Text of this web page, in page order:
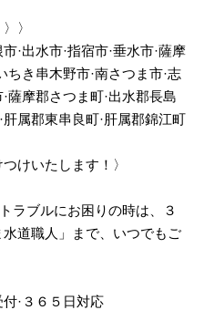
〉
·出水市·指宿市·垂水市·薩摩
ちき串木野市·南さつま市·志
薩摩郡さつま町·出水郡長島
属郡東串良町·肝属郡錦江町
けいたします！〉
ラブルにお困りの時は、３
道職人」まで、いつでもご
·３６５日対応